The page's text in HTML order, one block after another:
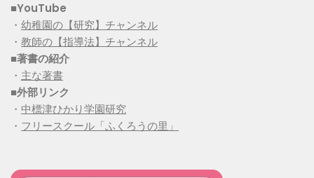
■YouTube
・ 幼稚園の【研究】チャンネル
・ 教師の【指導法】チャンネル
■著書の紹介
・ 主な著書
■外部リンク
・ 中標津ひかり学園研究
・ フリースクール「ふくろうの里」